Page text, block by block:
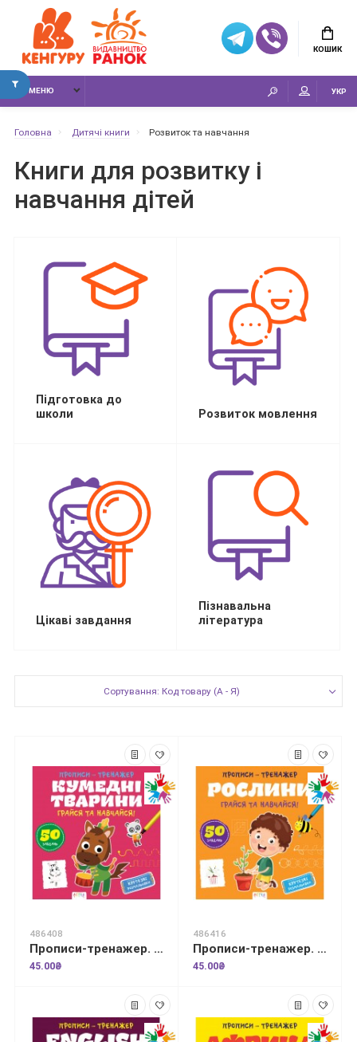
КОШИК
МЕНЮ УКР
Головна Дитячі книги Розвиток та навчання
Книги для розвитку і
навчання дітей
Підготовка до
школи
Розвиток мовлення
Цікаві завдання
Пізнавальна
література
Сортування: Код товару (А - Я)
486408
Прописи-тренажер. Кумеднi тварини
45.00₴
486416
Прописи-тренажер. Рослини
45.00₴